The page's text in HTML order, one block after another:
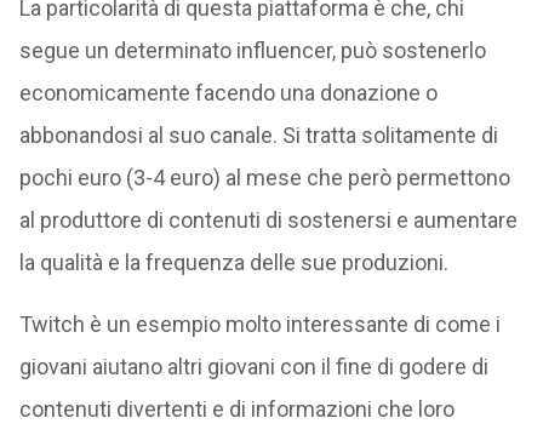
La particolarità di questa piattaforma è che, chi
segue un determinato influencer, può sostenerlo
economicamente facendo una donazione o
abbonandosi al suo canale. Si tratta solitamente di
pochi euro (3-4 euro) al mese che però permettono
al produttore di contenuti di sostenersi e aumentare
la qualità e la frequenza delle sue produzioni.
Twitch è un esempio molto interessante di come i
giovani aiutano altri giovani con il fine di godere di
contenuti divertenti e di informazioni che loro